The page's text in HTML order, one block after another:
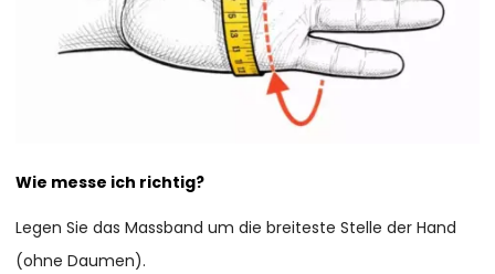
Wie messe ich richtig?
Legen Sie das Massband um die breiteste Stelle der Hand
(ohne Daumen).